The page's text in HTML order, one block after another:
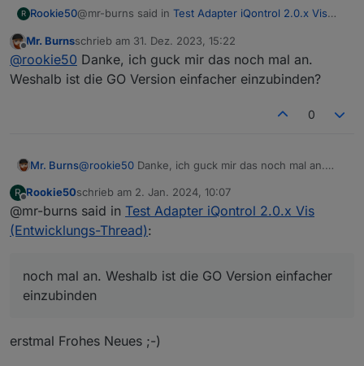
R Rookie50@mr-burns said in Test Adapter iQontrol 2.0.x Vis
ras sind von Unifi und laufen über Protect
im VIS und iQontrol zu aufwendig und instabil. Mit
Verbindungenzeiten hat:https://community.home-
useless/558764
Offline
Mr. Burnsschrieb am 31. Dez. 2023, 15:22
zuletzt editiert von
@rookie50 Danke, ich guck mir das noch mal an.
Weshalb ist die GO Version einfacher einzubinden?
0
Mr. Burns@rookie50 Danke, ich guck mir das noch mal an.
R
Offline
Rookie50schrieb am 2. Jan. 2024, 10:07
zuletzt editiert von
@mr-burns said in Test Adapter iQontrol 2.0.x Vis
(Entwicklungs-Thread):
noch mal an. Weshalb ist die GO Version einfacher
einzubinden
erstmal Frohes Neues ;-)